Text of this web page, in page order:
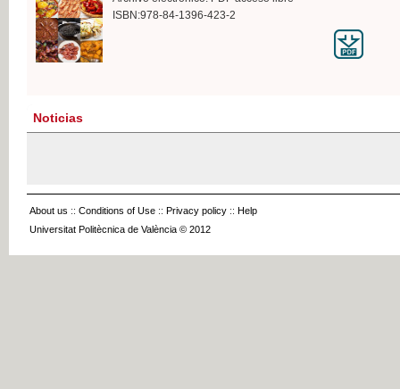
ISBN:978-84-1396-423-2
Noticias
About us :: Conditions of Use :: Privacy policy :: Help
Universitat Politècnica de València © 2012